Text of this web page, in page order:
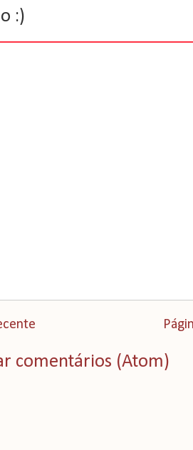
:)
comentários (Atom)